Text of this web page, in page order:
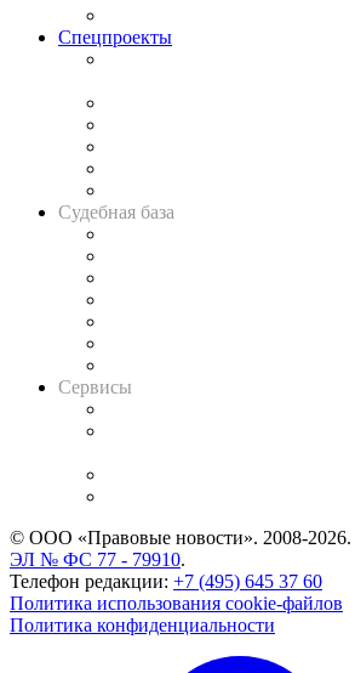
Спецпроекты
Судебная база
Сервисы
© ООО «Правовые новости». 2008-2026.
ЭЛ № ФС 77 - 79910.
Телефон редакции: +7 (495) 645 37 60
Политика использования cookie-файлов
Политика конфиденциальности